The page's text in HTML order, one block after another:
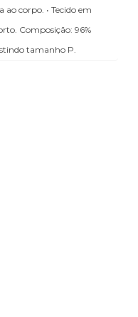
ao corpo. • Tecido em
Composição: 96%
tamanho P.